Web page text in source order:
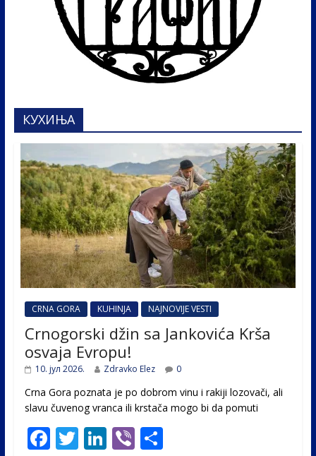
КУХИЊА
CRNA GORA KUHINJA NAJNOVIJE VESTI
Crnogorski džin sa Jankovića Krša
osvaja Evropu!
10. јул 2026. Zdravko Elez 0
Crna Gora poznata je po dobrom vinu i rakiji lozovači, ali
slavu čuvenog vranca ili krstača mogo bi da pomuti
F T Li Vi S